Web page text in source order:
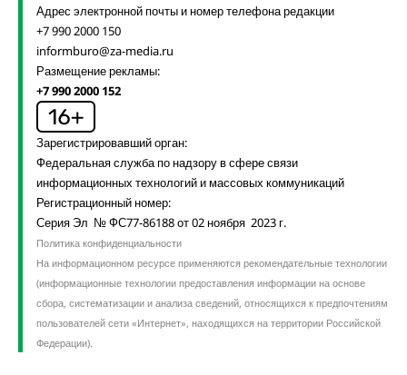
Адрес электронной почты и номер телефона редакции
+7 990 2000 150
informburo@za-media.ru
Размещение рекламы:
+7 990 2000 152
Зарегистрировавший орган:
Федеральная служба по надзору в сфере связи
информационных технологий и массовых коммуникаций
Регистрационный номер:
Серия Эл № ФС77-86188 от 02 ноября 2023 г.
Политика конфиденциальности
На информационном ресурсе применяются рекомендательные технологии
(информационные технологии предоставления информации на основе
сбора, систематизации и анализа сведений, относящихся к предпочтениям
пользователей сети «Интернет», находящихся на территории Российской
Федерации).